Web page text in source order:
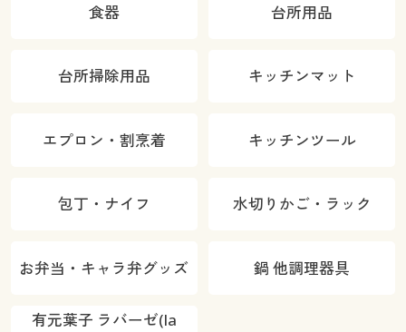
食器 台所用品
台所掃除用品 キッチンマット
エプロン・割烹着 キッチンツール
包丁・ナイフ 水切りかご・ラック
お弁当・キャラ弁グッズ 鍋 他調理器具
有元葉子 ラバーゼ(la